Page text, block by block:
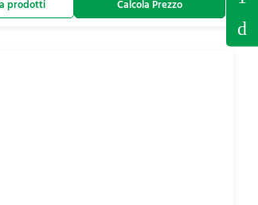
Calcola Prezzo